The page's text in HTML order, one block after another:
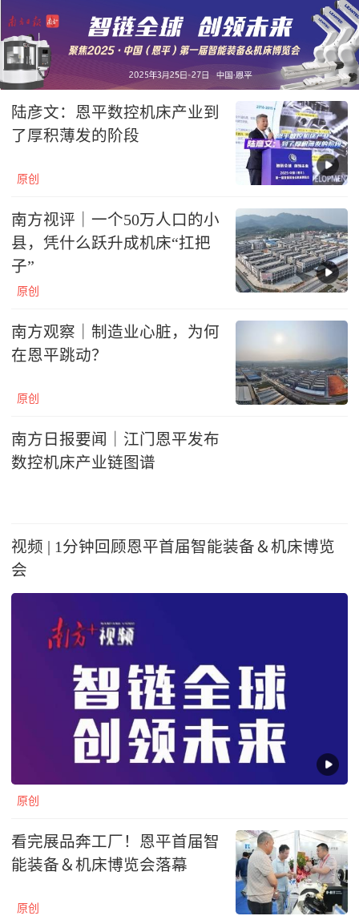
陆彦文：恩平数控机床产业到
了厚积薄发的阶段
原创
南方视评｜一个50万人口的小
县，凭什么跃升成机床“扛把
子”
原创
南方观察｜制造业心脏，为何
在恩平跳动？
原创
南方日报要闻｜江门恩平发布
数控机床产业链图谱
视频 | 1分钟回顾恩平首届智能装备＆机床博览
会
原创
看完展品奔工厂！恩平首届智
能装备＆机床博览会落幕
原创